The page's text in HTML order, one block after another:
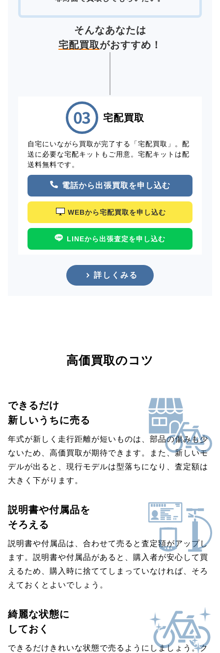
そんなあなたは
宅配買取がおすすめ！
宅配買取
自宅にいながら買取が完了する「宅配買取」。配
送に必要な宅配キットもご用意。宅配キットは配
送料無料です。
電話から出張買取を申し込む
WEBから宅配買取を申し込む
LINEから出張査定を申し込む
詳しくみる
高価買取のコツ
できるだけ
新しいうちに売る
年式が新しく走行距離が短いものは、部品の傷みも少
ないため、高価買取が期待できます。また、新しいモ
デルが出ると、現行モデルは型落ちになり、査定額は
大きく下がります。
説明書や付属品を
そろえる
説明書や付属品は、合わせて売ると査定額がアップし
ます。説明書や付属品があると、購入者が安心して買
えるため、購入時に捨ててしまっていなければ、そろ
えておくとよいでしょう。
綺麗な状態に
しておく
できるだけきれいな状態で売るようにしましょう。ク